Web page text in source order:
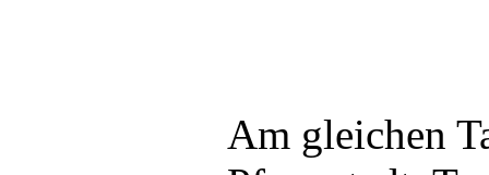
Am gleichen